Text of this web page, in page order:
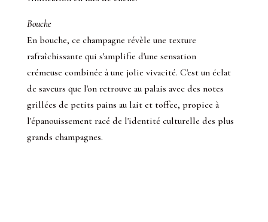
Bouche
En bouche, ce champagne révèle une texture
rafraîchissante qui s'amplifie d'une sensation
crémeuse combinée à une jolie vivacité. C'est un éclat
de saveurs que l'on retrouve au palais avec des notes
grillées de petits pains au lait et toffee, propice à
l'épanouissement racé de l'identité culturelle des plus
grands champagnes.